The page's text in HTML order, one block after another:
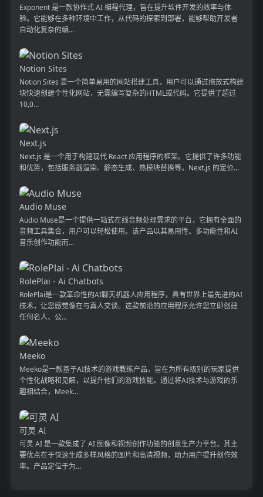
Exponent 是一款协作式 AI 编程代理，旨在提升软件开发的效率与体
验。它能够在多种环境中工作，从代码的探索到部署，能够帮助开发者
自动化复杂的编...
Notion Sites
Notion Sites 是一个简单易用的网站搭建工具，用户可以通过拖放式构建
块快速创建个性化网站，无需编写复杂的HTML或代码。它提供了超过
10,0...
Next.js
Next.js 是一个用于构建现代 React 应用程序的框架。它提供了许多功能
和优势，包括服务器渲染、静态生成、热模块替换等。Next.js 的定价...
Audio Muse
Audio Muse是一个提供一站式在线音频处理需求的平台，它拥有全面的
音频工具集合，用户可以轻松使用。该产品以其易用性、多功能性和AI
音乐创作功能而...
RolePlai - Ai Chatbots
RolePlai是一款革命性的AI聊天机器人应用程序，具有世界上最先进的AI
技术，让您感觉像在与真人交谈。这款前沿的应用程序允许您立即创建
任何名人、公...
Meeko
Meeko是一款基于AI技术的游戏教练产品，旨在为所有级别的玩家提供
个性化战略和见解，以提升他们的游戏技能。通过将AI技术与游戏的乐
趣相结合，Meek...
可灵 AI
可灵 AI 是一款集成了 AI 图像和视频创作功能的创意生产力平台。其主
要优点在于快速生成多样风格的图片和高清视频，助力用户提升创作效
率。产品定位于为...